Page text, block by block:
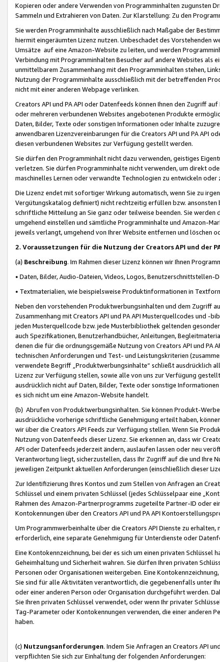
Kopieren oder andere Verwenden von Programminhalten zugunsten
Sammeln und Extrahieren von Daten. Zur Klarstellung: Zu den
Sie werden Programminhalte ausschließlich nach Maßgabe der
hiermit eingeräumten Lizenz nutzen. Unbeschadet des Vorstehenden
Umsätze auf eine Amazon-Website zu leiten, und werden
Verbindung mit Programminhalten Besucher auf andere Websites als
unmittelbarem Zusammenhang mit den Programminhalten stehen,
Nutzung der Programminhalte ausschließlich mit der betreffenden
nicht mit einer anderen Webpage verlinken.
Creators API und PA API oder Datenfeeds können Ihnen den Zugriff
oder mehreren verbundenen Websites angebotenen Produkte
Daten, Bilder, Texte oder sonstigen Informationen oder Inhalte
anwendbaren Lizenzvereinbarungen für die Creators API und PA API
diesen verbundenen Websites zur Verfügung gestellt werden.
Sie dürfen den Programminhalt nicht dazu verwenden, geistiges
verletzen. Sie dürfen Programminhalte nicht verwenden, um direkt
maschinelles Lernen oder verwandte Technologien zu entwickeln
Die Lizenz endet mit sofortiger Wirkung automatisch, wenn Sie zu
Vergütungskatalog definiert) nicht rechtzeitig erfüllen bzw. ansonsten
schriftliche Mitteilung an Sie ganz oder teilweise beenden. Sie werden
umgehend einstellen und sämtliche Programminhalte und Amazon-
jeweils verlangt, umgehend von Ihrer Website entfernen und löschen
2. Voraussetzungen für die Nutzung der Creators API und der
(a) Beschreibung. Im Rahmen dieser Lizenz können wir Ihnen
• Daten, Bilder, Audio-Dateien, Videos, Logos, Benutzerschnittstellen-
• Textmaterialien, wie beispielsweise Produktinformationen in
Neben den vorstehenden Produktwerbungsinhalten und dem Zugriff
Zusammenhang mit Creators API und PA API Musterquellcodes und
jeden Musterquellcode bzw. jede Musterbibliothek geltenden
auch Spezifikationen, Benutzerhandbücher, Anleitungen,
denen die für die ordnungsgemäße Nutzung von Creators API und PA
technischen Anforderungen und Test- und Leistungskriterien
verwendete Begriff „Produktwerbungsinhalte“ schließt ausdrücklich
Lizenz zur Verfügung stellen, sowie alle von uns zur Verfügung
ausdrücklich nicht auf Daten, Bilder, Texte oder sonstige
es sich nicht um eine Amazon-Website handelt.
(b) Abrufen von Produktwerbungsinhalten. Sie können Produkt-
ausdrückliche vorherige schriftliche Genehmigung erteilt haben,
wir über die Creators API Feeds zur Verfügung stellen. Wenn Sie
Nutzung von Datenfeeds dieser Lizenz. Sie erkennen an, dass wir
API oder Datenfeeds jederzeit ändern, auslaufen lassen oder neu
Verantwortung liegt, sicherzustellen, dass Ihr Zugriff auf die und Ihre
jeweiligen Zeitpunkt aktuellen Anforderungen (einschließlich dieser
Zur Identifizierung Ihres Kontos und zum Stellen von Anfragen an
Schlüssel und einem privaten Schlüssel (jedes Schlüsselpaar eine
Rahmen des Amazon-Partnerprogramms zugeteilte Partner-ID oder
Kontokennungen über den Creators API und PA API
Um Programmwerbeinhalte über die Creators API Dienste zu
erforderlich, eine separate Genehmigung für Unterdienste oder
Eine Kontokennzeichnung, bei der es sich um einen privaten
Geheimhaltung und Sicherheit wahren. Sie dürfen Ihren privaten
Personen oder Organisationen weitergeben. Eine
Sie sind für alle Aktivitäten verantwortlich, die gegebenenfalls unter
oder einer anderen Person oder Organisation durchgeführt werden.
Sie Ihren privaten Schlüssel verwendet, oder wenn Ihr privater
Tag-Parameter oder Kontokennungen verwenden, die einer anderen
haben.
(c) Nutzungsanforderungen. Indem Sie Anfragen an Creators API
verpflichten Sie sich zur Einhaltung der folgenden Anforderungen: